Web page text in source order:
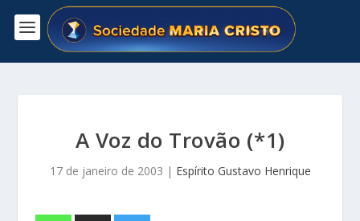
A Voz do Trovão (*1)
17 de janeiro de 2003 | Espírito Gustavo Henrique